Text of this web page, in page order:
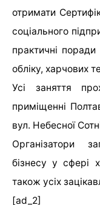
отримати
соціального
практичні поради
обліку, харчових
Усі заняття
приміщенні
вул. Небесної
Організатори
бізнесу у сфері
також усіх
[ad_2]